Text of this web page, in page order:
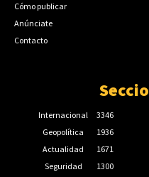
Cómo publicar
Anúnciate
Contacto
Internacional
3346
Geopolítica
1936
Actualidad
1671
Seguridad
1300